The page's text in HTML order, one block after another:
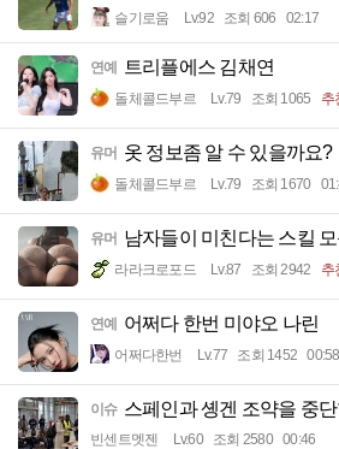
슬기로움 Lv.92 조회 606 02:17
연예 트리플에스 김채연
돌체콜드부르 Lv.79 조회 1065 추
유머 옷 정보좀 알 수 있을까요?
돌체콜드부르 Lv.79 조회 1670
유머 남자들이 미친다는 스킬
라라크로포드 Lv.87 조회 2942 추
연예 어쩌다 한번 미야오 나린
어쩌다한번 Lv.77 조회 1452 00:58
이슈 스페인과 솅겐 조약을 중
빈센트멧젠 Lv.60 조회 2580 00:46